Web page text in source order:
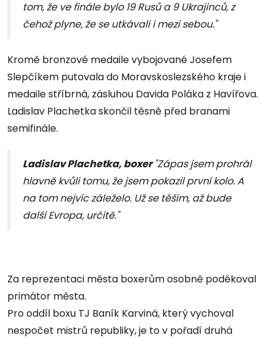
tom, že ve finále bylo 19 Rusů a 9 Ukrajinců, z
čehož plyne, že se utkávali i mezi sebou."
Kromě bronzové medaile vybojované Josefem
Slepčíkem putovala do Moravskoslezského kraje i
medaile stříbrná, zásluhou Davida Poláka z Havířova.
Ladislav Plachetka skončil těsně před branami
semifinále.
Ladislav Plachetka, boxer"Zápas jsem prohrál
hlavně kvůli tomu, že jsem pokazil první kolo. A
na tom nejvíc záleželo. Už se těším, až bude
další Evropa, určitě."
Za reprezentaci města boxerům osobně poděkoval
primátor města.
Pro oddíl boxu TJ Baník Karviná, který vychoval
nespočet mistrů republiky, je to v pořadí druhá